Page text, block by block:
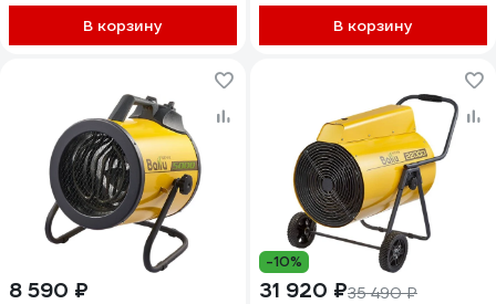
В корзину В корзину
8 590 ₽
-10%
31 920 ₽35 490 ₽